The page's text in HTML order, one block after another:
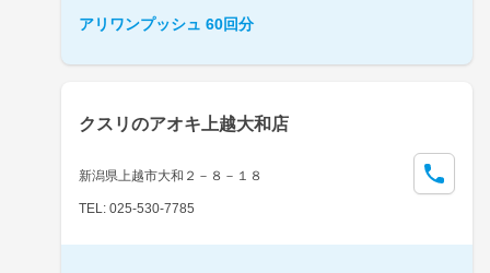
アリワンプッシュ 60回分
クスリのアオキ上越大和店
新潟県上越市大和２－８－１８
TEL: 025-530-7785